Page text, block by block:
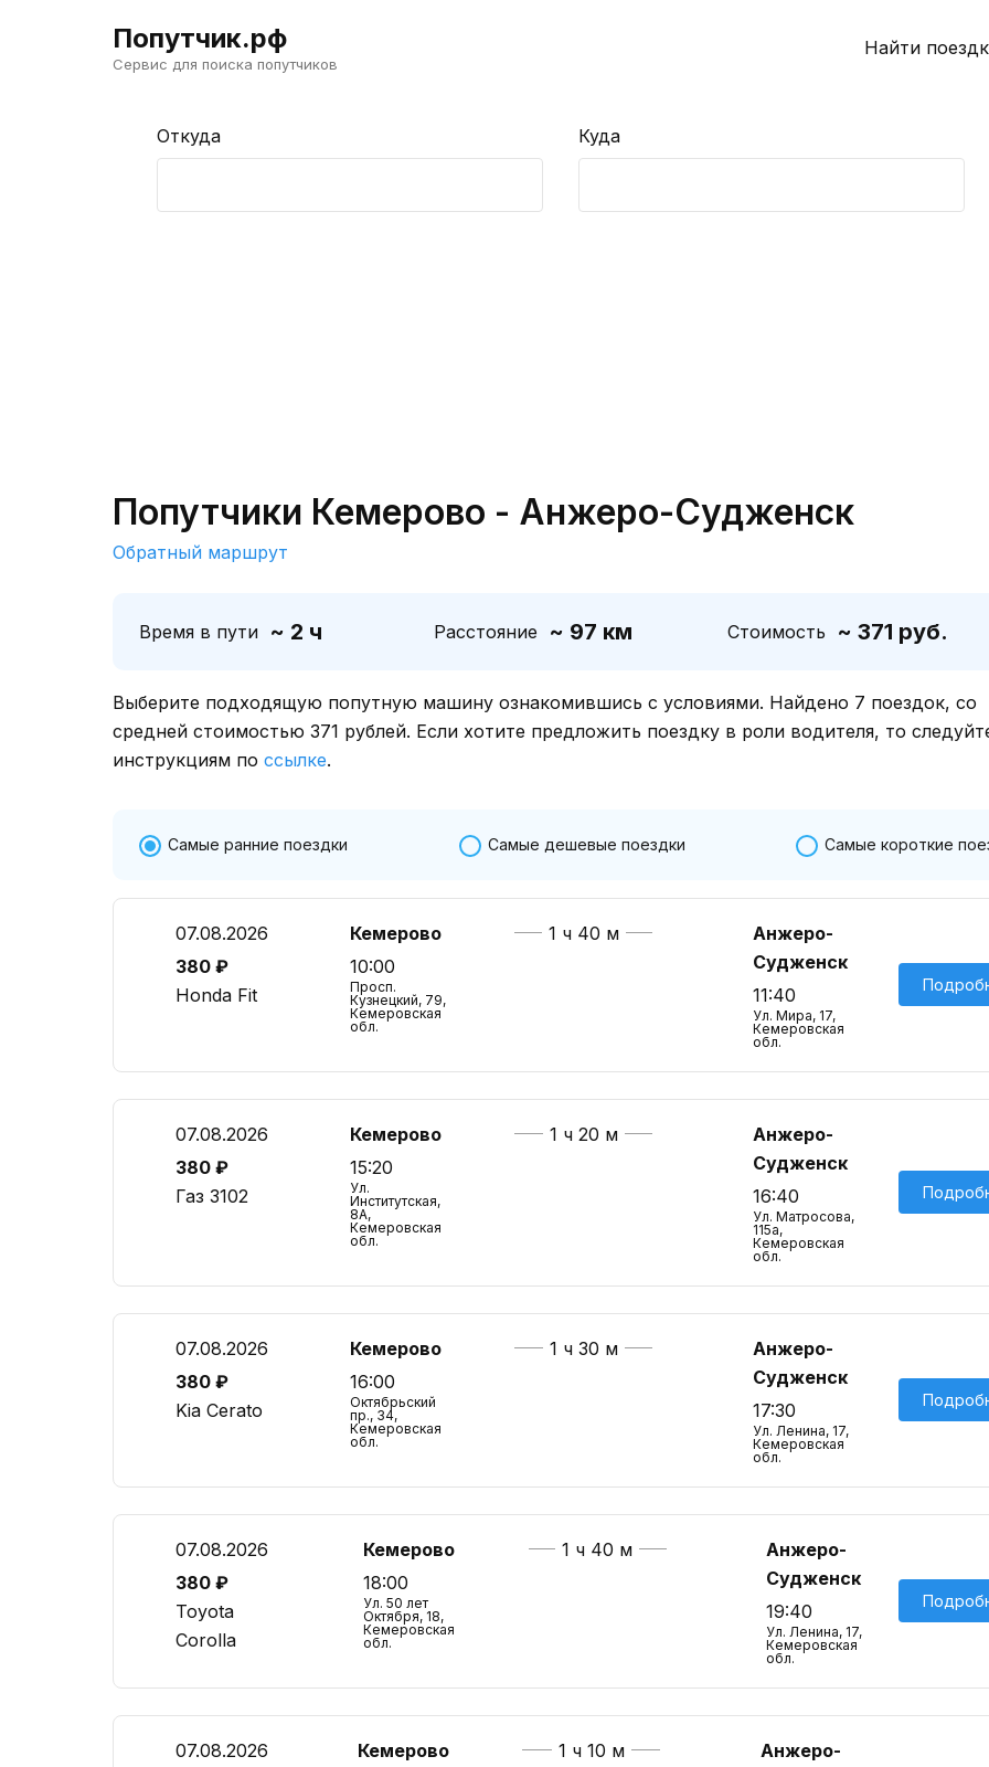
Попутчик.рф
Сервис для поиска попутчиков
Найти
Откуда Куда
Попутчики Кемерово - Анжеро-Судженск
Обратный маршрут
Время в пути ~ 2 ч Расстояние ~ 97 км Стоимость ~ 371 руб.
Выберите подходящую попутную машину ознакомившись с условиями. Найдено 7 поездок, со
средней стоимостью 371 рублей. Если хотите предложить поездку в роли водителя, то
инструкциям по ссылке.
Самые ранние поездки Самые дешевые поездки Самые короткие
07.08.2026
380 ₽
Honda Fit
Кемерово
10:00
Просп.
Кузнецкий, 79,
Кемеровская
обл.
1 ч 40 м
Анжеро-
Судженск
11:40
Ул. Мира, 17,
Кемеровская
обл.
07.08.2026
380 ₽
Газ 3102
Кемерово
15:20
Ул.
Институтская,
8А,
Кемеровская
обл.
1 ч 20 м
Анжеро-
Судженск
16:40
Ул. Матросова,
115а,
Кемеровская
обл.
07.08.2026
380 ₽
Kia Cerato
Кемерово
16:00
Октябрьский
пр., 34,
Кемеровская
обл.
1 ч 30 м
Анжеро-
Судженск
17:30
Ул. Ленина, 17,
Кемеровская
обл.
07.08.2026
380 ₽
Toyota
Corolla
Кемерово
18:00
Ул. 50 лет
Октября, 18,
Кемеровская
обл.
1 ч 40 м
Анжеро-
Судженск
19:40
Ул. Ленина, 17,
Кемеровская
обл.
07.08.2026
Кемерово
1 ч 10 м
Анжеро-